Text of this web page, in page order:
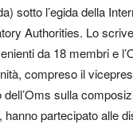
sotto l’egida della
Authorities. Lo
da 18 membri e
compreso il
sulla
hanno partecipato alle